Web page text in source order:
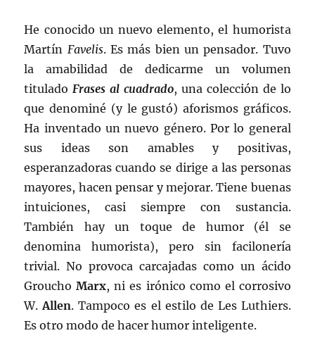
He conocido un nuevo elemento, el humorista
Martín Favelis. Es más bien un pensador. Tuvo
la amabilidad de dedicarme un volumen
tituladoFrases al cuadrado, una colección de lo
que denominé (y le gustó) aforismos gráficos.
Ha inventado un nuevo género. Por lo general
sus ideas son amables y positivas,
esperanzadoras cuando se dirige a las personas
mayores, hacen pensar y mejorar. Tiene buenas
intuiciones, casi siempre con sustancia.
También hay un toque de humor (él se
denomina humorista), pero sin facilonería
trivial. No provoca carcajadas como un ácido
GrouchoMarx, ni es irónico como el corrosivo
W.Allen. Tampoco es el estilo de Les Luthiers.
Es otro modo de hacer humor inteligente.